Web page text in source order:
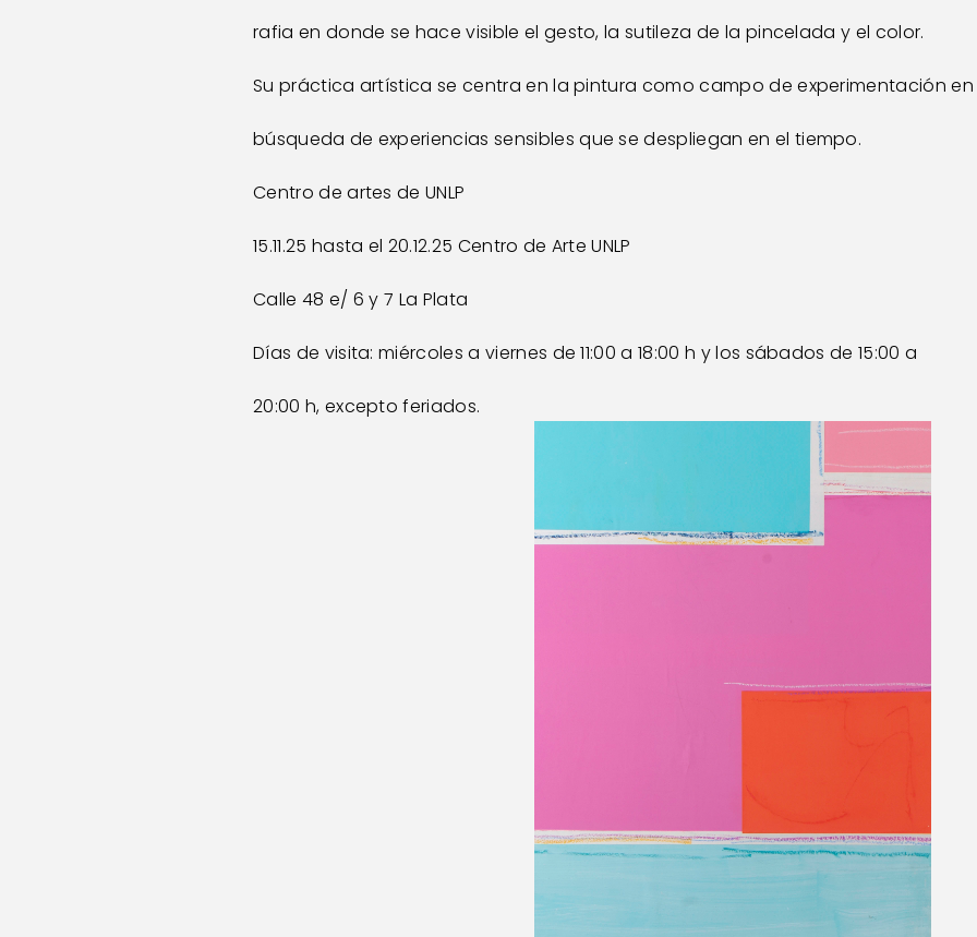
rafia en donde se hace visible el gesto, la sutileza de la pincelada y el color.
Su práctica artística se centra en la pintura como campo de experimentación
búsqueda de experiencias sensibles que se despliegan en el tiempo.
Centro de artes de UNLP
15.11.25 hasta el 20.12.25 Centro de Arte UNLP
Calle 48 e/ 6 y 7 La Plata
Días de visita: miércoles a viernes de 11:00 a 18:00 h y los sábados de 15:00 a
20:00 h, excepto feriados.